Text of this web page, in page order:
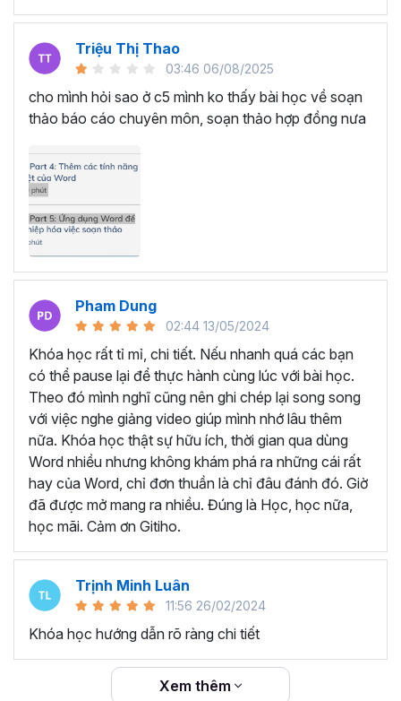
Bạn sẽ trở thành chuyên gia soạn thảo văn bản trong
Học Word sẽ giúp bạn từ một người chỉ biết sử dụng Word
cơ bản như soạn thảo văn bản thông thường trở thành
một người nắm trọn các tính năng, thành thạo các thao
tác chỉ trong 7 giờ học tập.
hình thành tư duy soạn thảo nhạy bén, linh hoạt, hoàn
thành mọi công việc nhanh chóng và khoa học. Đồng
thời, sự thành thạo Microsoft Word sẽ tạo ra cơ hội thăng
tiến trong công việc, mở ra cánh cửa cho sự phát triển và
tiến bộ trên con đường sự nghiệp.
Đặc biệt, bạn chỉ cần bỏ ra một số tiền rất nhỏ là đã có
thể sở hữu khóa học trọn đời với nội dung được các giảng
viên cập nhật liên tục đảm bảo kiến thức mới nhất cho
người học. Bất cứ khi nào quên kiến thức, bạn có thể mở
lại khóa học và ôn tập lại, từ đó tăng khả năng ghi nhớ
hiệu quả hơn.
TẠI SAO NÊN THAM GIA
KHÓA HỌC WORD ONLINE?
Word là một trong những công cụ tin học mà bất kỳ nhân
viên văn phòng nào cần hiểu và nắm vững. Có thể là bạn
trường, nhưng đó chỉ là những kiến thức cơ bản và chưa
đủ sâu để triển khai công việc thực tế.
Thực trạn, nhiều bạn đi làm đã quên gần hết các thao tác
trên Word do lâu không sử dụng. Không biết các mẹo và
thủ thuật làm việc với Word để tiết kiệm thời gian vì trước
đây chưa được đào tạo chuyên sâu.
Triệu Thị Thao
03:46 06/08/2025
cho mình hỏi sao ở c5 mình ko thấy bài học về soạn
thảo báo cáo chuyên môn, soạn thảo hợp đồng nưa
Pham Dung
02:44 13/05/2024
Khóa học rất tỉ mỉ, chi tiết. Nếu nhanh quá các bạn
có thể pause lại để thực hành cùng lúc với bài học.
Theo đó mình nghĩ cũng nên ghi chép lại song song
với việc nghe giảng video giúp mình nhớ lâu thêm
nữa. Khóa học thật sự hữu ích, thời gian qua dùng
Word nhiều nhưng không khám phá ra những cái rất
hay của Word, chỉ đơn thuần là chỉ đâu đánh đó. Giờ
đã được mở mang ra nhiều. Đúng là Học, học nữa,
học mãi. Cảm ơn Gitiho.
Trịnh Minh Luân
11:56 26/02/2024
Khóa học hướng dẫn rõ ràng chi tiết
Xem thêm